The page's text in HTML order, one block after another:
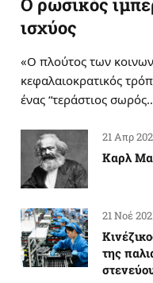
Ο ρωσικός
ισχύος
«Ο πλούτος των
κεφαλαιοκρατικός
ένας “τεράστιος
21 Απρ
Καρλ
21 Νοέ
της